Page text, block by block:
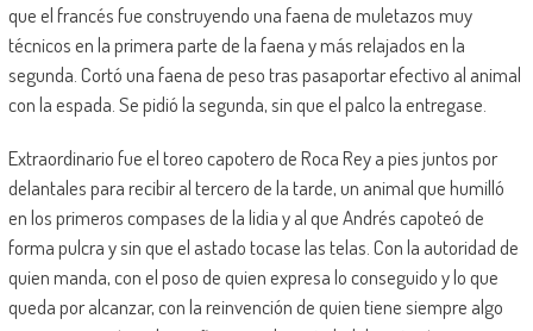
que el francés fue construyendo una faena de muletazos muy
técnicos en la primera parte de la faena y más relajados en la
segunda. Cortó una faena de peso tras pasaportar efectivo al animal
con la espada. Se pidió la segunda, sin que el palco la entregase.
Extraordinario fue el toreo capotero de Roca Rey a pies juntos por
delantales para recibir al tercero de la tarde, un animal que humilló
en los primeros compases de la lidia y al que Andrés capoteó de
forma pulcra y sin que el astado tocase las telas. Con la autoridad de
quien manda, con el poso de quien expresa lo conseguido y lo que
queda por alcanzar, con la reinvención de quien tiene siempre algo